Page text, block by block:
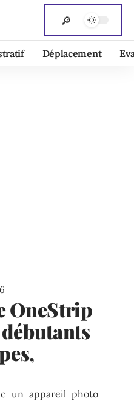
Déplacement
OneStrip
un appareil photo